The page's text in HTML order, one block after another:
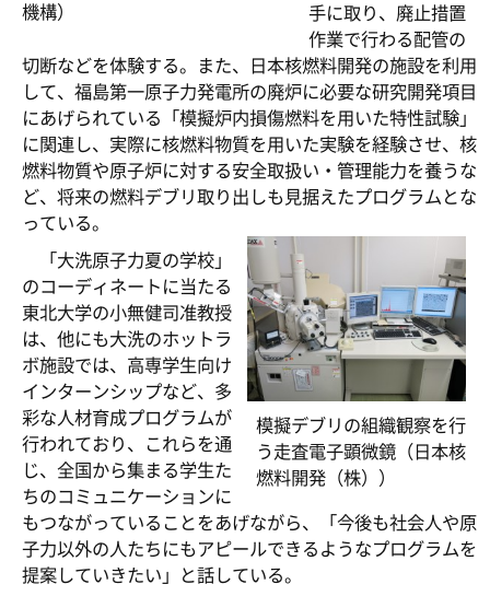
機構）
手に取り、廃止措置
作業で行わる配管の
切断などを体験する。また、日本核燃料開発の施設を利用
して、福島第一原子力発電所の廃炉に必要な研究開発項目
にあげられている「模擬炉内損傷燃料を用いた特性試験」
に関連し、実際に核燃料物質を用いた実験を経験させ、核
燃料物質や原子炉に対する安全取扱い・管理能力を養うな
ど、将来の燃料デブリ取り出しも見据えたプログラムとな
っている。
模擬デブリの組織観察を行
う走査電子顕微鏡（日本核
燃料開発（株））
「大洗原子力夏の学校」
のコーディネートに当たる
東北大学の小無健司准教授
は、他にも大洗のホットラ
ボ施設では、高専学生向け
インターンシップなど、多
彩な人材育成プログラムが
行われており、これらを通
じ、全国から集まる学生た
ちのコミュニケーションに
もつながっていることをあげながら、「今後も社会人や原
子力以外の人たちにもアピールできるようなプログラムを
提案していきたい」と話している。